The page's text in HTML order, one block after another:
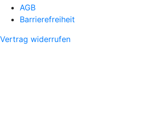
AGB
Barrierefreiheit
Vertrag widerrufen